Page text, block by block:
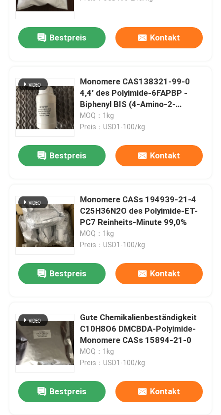
Bestpreis Kontakt
Monomere CAS138321-99-0
4,4' des Polyimide-6FAPBP -
Biphenyl BIS (4-Amino-2-
Trifluoromethylphenoxy)
MOQ：1kg
Preis：USD1-100/kg
Bestpreis Kontakt
Monomere CASs 194939-21-4
C25H36N2O des Polyimide-ET-
PC7 Reinheits-Minute 99,0%
MOQ：1kg
Preis：USD1-100/kg
Bestpreis Kontakt
Gute Chemikalienbeständigkeit
C10H8O6 DMCBDA-Polyimide-
Monomere CASs 15894-21-0
MOQ：1kg
Preis：USD1-100/kg
Bestpreis Kontakt